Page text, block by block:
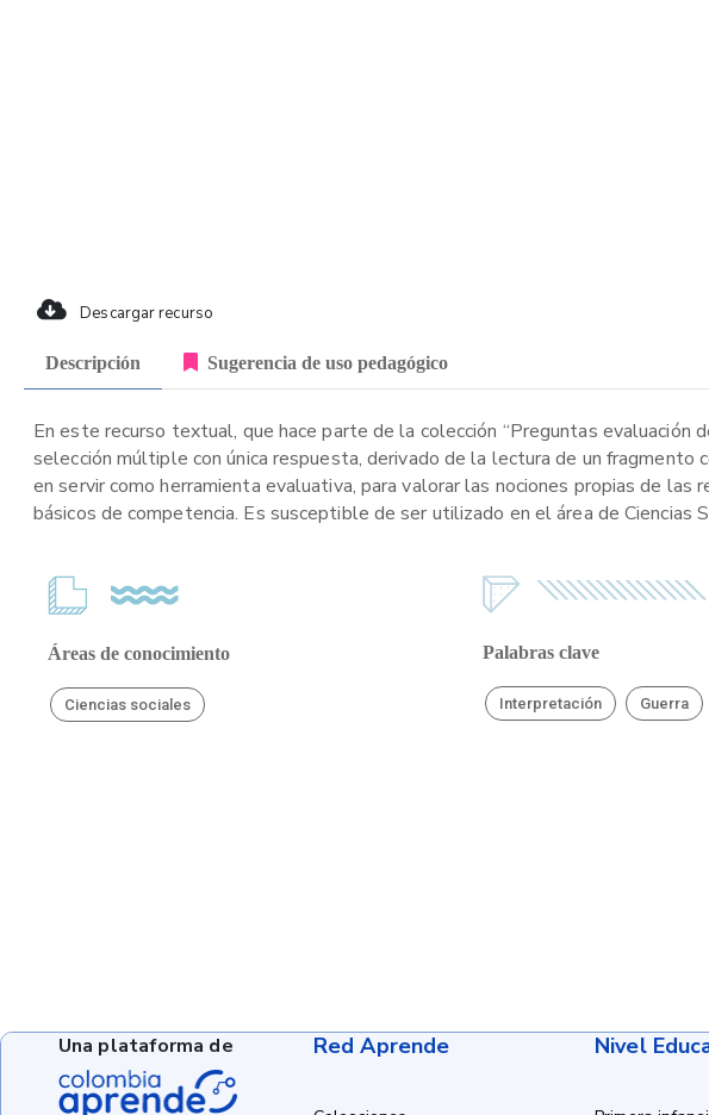
Descargar recurso
Descripción Sugerencia de uso pedagógico
En este recurso textual, que hace parte de la colección “Preguntas evaluación
selección múltiple con única respuesta, derivado de la lectura de un
en servir como herramienta evaluativa, para valorar las nociones propias de
básicos de competencia. Es susceptible de ser utilizado en el área de Ciencias
Áreas de conocimiento
Ciencias sociales
Palabras clave
Interpretación Guerra
Red Aprende Nivel
Una plataforma de